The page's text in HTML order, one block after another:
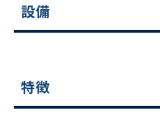
設備
特徴